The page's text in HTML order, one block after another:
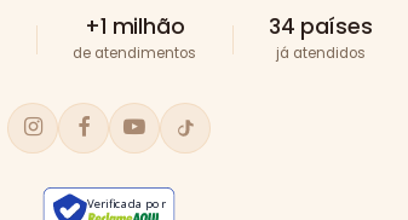
+1 milhão
de atendimentos
34 países
já atendidos
Verificada por